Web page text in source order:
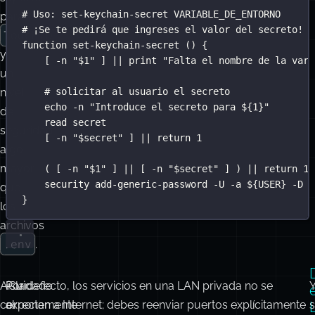
para
TouchID
y
un
nivel
de
seguridad
algo
mayor
que
los
archivos
.env .
# Uso: set-keychain-secret VARIABLE_DE_ENTORNO
# ¡Se te pedirá que ingreses el valor del secreto!
function set-keychain-secret () {
[
-n "$1 " ] print "Falta el nombre de la
# solicitar al usuario el secreto
echo
-n "Introduce el secreto para ${1}"
read
secret
[
-n "$secret" ] return 1
( [ -n "$1 " ] [ -n "$secret" ] ) return 1
security add-generic-password -U -a ${USER} -D
}
Aislar
correctamente
¡Cuidado
al
Por defecto, los servicios en una LAN privada no se
exponen a Internet; debes reenviar puertos explícitamente